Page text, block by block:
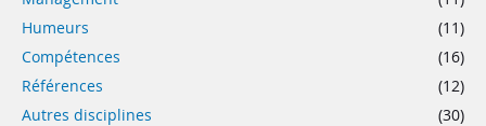
Humeurs
(11)
Compétences
(16)
Références
(12)
Autres disciplines
(30)